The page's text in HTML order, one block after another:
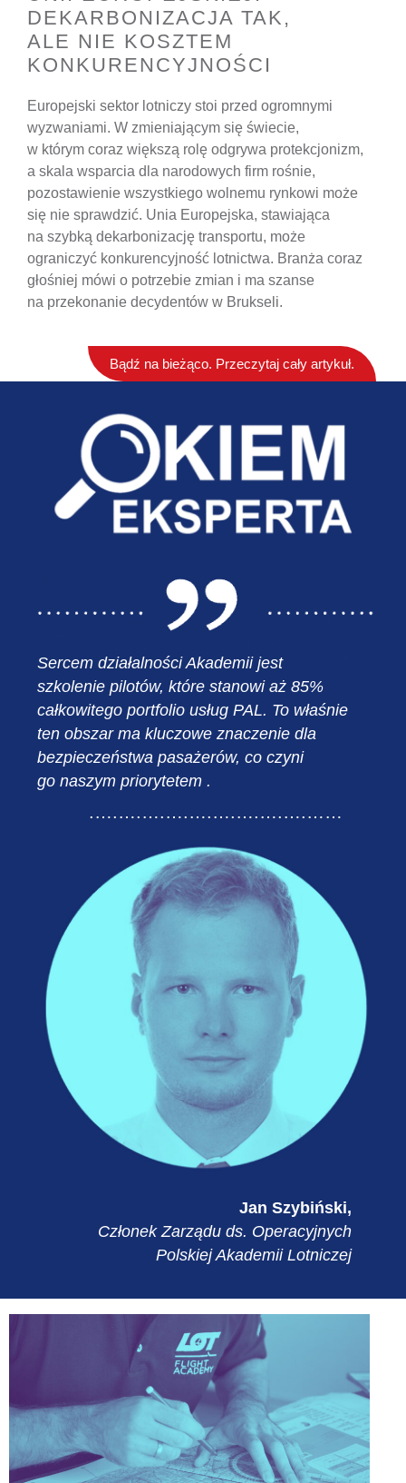
DEKARBONIZACJA TAK,
ALE NIE KOSZTEM
KONKURENCYJNOŚCI
Europejski sektor lotniczy stoi przed ogromnymi
wyzwaniami. W zmieniającym się świecie,
w którym coraz większą rolę odgrywa protekcjonizm,
a skala wsparcia dla narodowych firm rośnie,
pozostawienie wszystkiego wolnemu rynkowi może
się nie sprawdzić. Unia Europejska, stawiająca
na szybką dekarbonizację transportu, może
ograniczyć konkurencyjność lotnictwa. Branża coraz
głośniej mówi o potrzebie zmian i ma szanse
na przekonanie decydentów w Brukseli.
Bądź na bieżąco. Przeczytaj cały artykuł.
Sercem działalności Akademii jest
szkolenie pilotów, które stanowi aż 85%
całkowitego portfolio usług PAL. To właśnie
ten obszar ma kluczowe znaczenie dla
bezpieczeństwa pasażerów, co czyni
go naszym priorytetem .
.….….….….….….….….….……
Jan Szybiński,
Członek Zarządu ds. Operacyjnych
Polskiej Akademii Lotniczej